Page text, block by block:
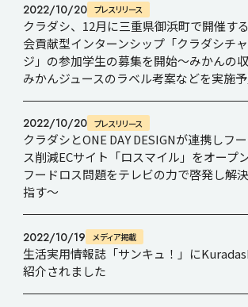
2022/10/20 プレスリリース
クラダシ、12月に三重県御浜町で開催す
会貢献型インターンシップ「クラダシチ
ジ」の参加学生の募集を開始～みかんの
みかんジュースのラベル考案などを実施
2022/10/20 プレスリリース
クラダシとONE DAY DESIGNが連携しフ
ス削減ECサイト「ロスマイル」をオープ
フードロス問題をテレビの力で啓発し解
指す～
2022/10/19 メディア掲載
生活実用情報誌「サンキュ！」に
紹介されました